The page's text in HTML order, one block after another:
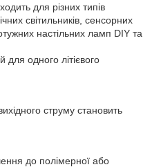
для різних типів
світильників, сенсорних
настільних ламп DIY та
одного літієвого
струму становить
до полімерної або